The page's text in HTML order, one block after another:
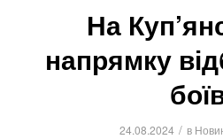
На
напрямку
24.08.2024 / в